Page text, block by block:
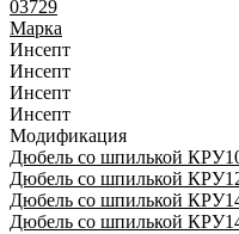
03729
Марка
Инсепт
Инсепт
Инсепт
Инсепт
Модификация
Дюбель со шпилькой
Дюбель со шпилькой
Дюбель со шпилькой
Дюбель со шпилькой